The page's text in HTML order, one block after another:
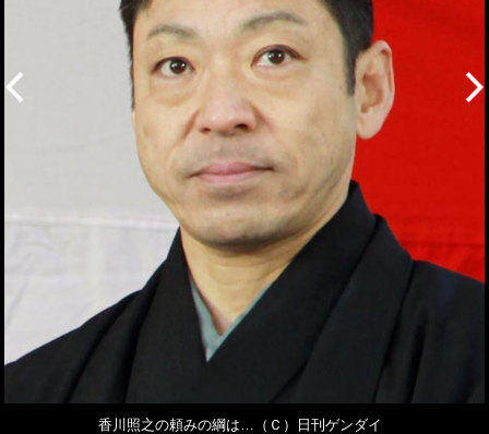
香川照之の頼みの綱は…（Ｃ）日刊ゲンダイ